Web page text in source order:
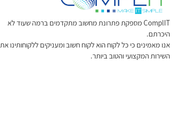
ComplIT מספקת פתרונת מחשוב מתקדמים ברמה שעוד לא
היכרתם.
אנו מאמינים כי כל לקוח הוא לקוח חשוב ומעניקים ללקוחותינו את
השירות המקצועי והטוב ביותר.